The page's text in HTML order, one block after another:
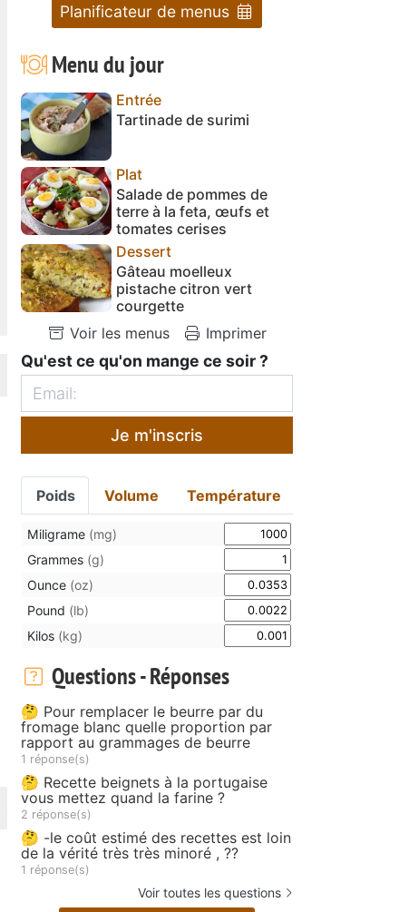
Planificateur de menus
Menu du jour
Entrée
Tartinade de surimi
Plat
Salade de pommes de
terre à la feta, œufs et
tomates cerises
Dessert
Gâteau moelleux
pistache citron vert
courgette
Voir les menus
Imprimer
Qu'est ce qu'on mange ce soir ?
Je m'inscris
Poids Volume Température
Miligrame (mg)
Grammes (g)
Ounce (oz)
Pound (lb)
Kilos (kg)
Questions - Réponses
🤔 Pour remplacer le beurre par du
fromage blanc quelle proportion par
rapport au grammages de beurre
1 réponse(s)
🤔 Recette beignets à la portugaise
vous mettez quand la farine ?
2 réponse(s)
🤔 -le coût estimé des recettes est loin
de la vérité très très minoré , ??
1 réponse(s)
Voir toutes les questions